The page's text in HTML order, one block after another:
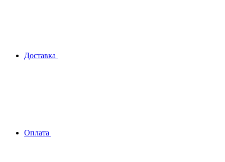
Доставка
Оплата